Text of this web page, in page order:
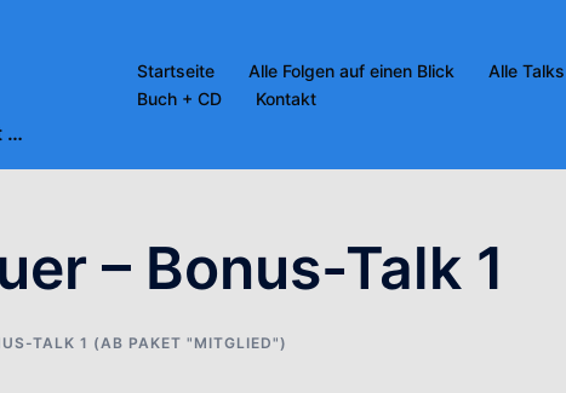
…
Startseite Alle Folgen auf einen Blick Alle Talks
Buch + CD
Kontakt
– Bonus-Talk 1
TALK 1 (AB PAKET "MITGLIED")